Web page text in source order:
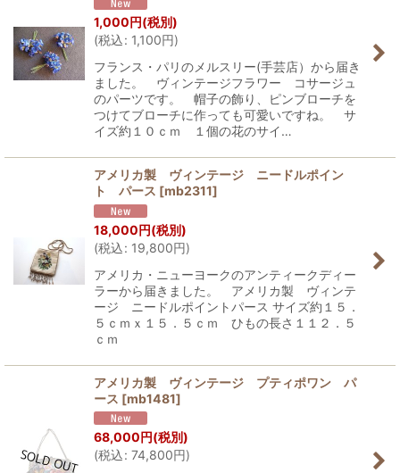
1,000円(税別)
(税込: 1,100円)
フランス・パリのメルスリー(手芸店）から届き
ました。 ヴィンテージフラワー コサージュ
のパーツです。 帽子の飾り、ピンブローチを
つけてブローチに作っても可愛いですね。 サ
イズ約１０ｃｍ １個の花のサイ…
アメリカ製 ヴィンテージ ニードルポイン
ト パース [mb2311]
18,000円(税別)
(税込: 19,800円)
アメリカ・ニューヨークのアンティークディー
ラーから届きました。 アメリカ製 ヴィンテ
ージ ニードルポイントパース サイズ約１５．
５ｃｍｘ１５．５ｃｍ ひもの長さ１１２．５
ｃｍ
アメリカ製 ヴィンテージ プティポワン パ
ース [mb1481]
68,000円(税別)
(税込: 74,800円)